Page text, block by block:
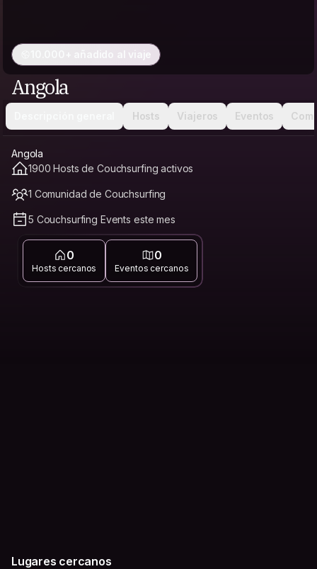
10.000+ añadido al viaje
Angola
Hosts Viajeros Eventos
Angola
1900 Hosts de Couchsurfing activos
1 Comunidad de Couchsurfing
5 Couchsurfing Events este mes
0
Hosts cercanos
0
Eventos cercanos
Lugares cercanos